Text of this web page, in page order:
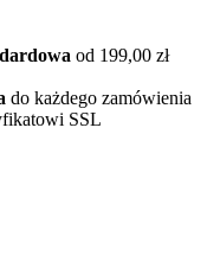
od 199,00 zł
do każdego zamówienia
SSL